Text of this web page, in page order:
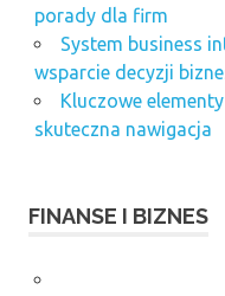
porady dla firm
System business
wsparcie decyzji
Kluczowe
skuteczna nawigacja
FINANSE I BIZNES